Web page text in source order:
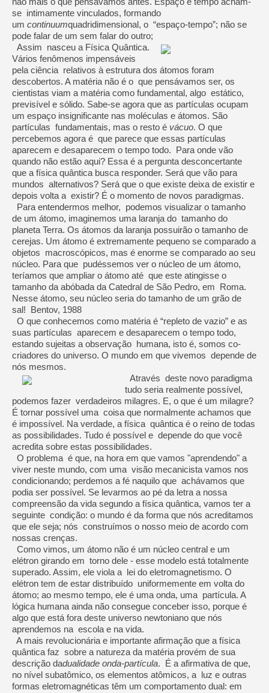
se intimamente vinculados, formando
um continuumquadridimensional, o “espaço-tempo”; não se
pode falar de um sem falar do outro;
Assim nasceu a Física Quântica.
Vários fenômenos impensáveis
pela ciência relativos à estrutura dos átomos foram
descobertos. A matéria não é o que pensávamos ser, os
cientistas viam a matéria como fundamental, algo estático,
previsível e sólido. Sabe-se agora que as partículas ocupam
um espaço insignificante nas moléculas e átomos. São
partículas fundamentais, mas o resto é vácuo. O que
percebemos agora é que parece que essas partículas
aparecem e desaparecem o tempo todo. Para onde vão
quando não estão aqui? Essa é a pergunta desconcertante
que a física quântica busca responder. Será que vão para
mundos alternativos? Será que o que existe deixa de existir e
depois volta a existir? É o momento de novos paradigmas.
Para entendermos melhor, podemos visualizar o tamanho
de um átomo, imaginemos uma laranja do tamanho do
planeta Terra. Os átomos da laranja possuirão o tamanho de
cerejas. Um átomo é extremamente pequeno se comparado a
objetos macroscópicos, mas é enorme se comparado ao seu
núcleo. Para que pudéssemos ver o núcleo de um átomo,
teríamos que ampliar o átomo até que este atingisse o
tamanho da abóbada da Catedral de São Pedro, em Roma.
Nesse átomo, seu núcleo seria do tamanho de um grão de
sal! Bentov, 1988
O que conhecemos como matéria é “repleto de vazio” e as
suas partículas aparecem e desaparecem o tempo todo,
estando sujeitas a observação humana, isto é, somos co-
criadores do universo. O mundo em que vivemos depende de
nós mesmos.
Através deste novo paradigma
tudo seria realmente possível,
podemos fazer verdadeiros milagres. E, o que é um milagre?
É tornar possível uma coisa que normalmente achamos que
é impossível. Na verdade, a física quântica é o reino de todas
as possibilidades. Tudo é possível e depende do que você
acredita sobre estas possibilidades.
O problema é que, na hora em que vamos "aprendendo" a
viver neste mundo, com uma visão mecanicista vamos nos
condicionando; perdemos a fé naquilo que achávamos que
podia ser possível. Se levarmos ao pé da letra a nossa
compreensão da vida segundo a física quântica, vamos ter a
seguinte condição: o mundo é da forma que nós acreditamos
que ele seja; nós construímos o nosso meio de acordo com
nossas crenças.
Como vimos, um átomo não é um núcleo central e um
elétron girando em torno dele - esse modelo está totalmente
superado. Assim, ele viola a lei do eletromagnetismo. O
elétron tem de estar distribuído uniformemente em volta do
átomo; ao mesmo tempo, ele é uma onda, uma partícula. A
lógica humana ainda não consegue conceber isso, porque é
algo que está fora deste universo newtoniano que nós
aprendemos na escola e na vida.
A mais revolucionária e importante afirmação que a física
quântica faz sobre a natureza da matéria provém de sua
descrição dadualidade onda-partícula. É a afirmativa de que,
no nível subatômico, os elementos atômicos, a luz e outras
formas eletromagnéticas têm um comportamento dual: em